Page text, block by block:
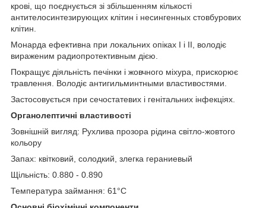
крові, що поєднується зі збільшенням кількості
антителосинтезирующих клітин і несингенных стовбурових
клітин.
Монарда ефективна при локальних опіках I і II, володіє
вираженим радиопротективным дією.
Покращує діяльність печінки і жовчного міхура, прискорює
травлення. Володіє антигильминтными властивостями.
Застосовується при сечостатевих і генітальних інфекціях.
Органолептичні властивості
Зовнішній вигляд: Рухлива прозора рідина світло-жовтого
кольору
Запах: квітковий, солодкий, злегка гераниевый
Щільність: 0.880 - 0.890
Температура займання: 61°C